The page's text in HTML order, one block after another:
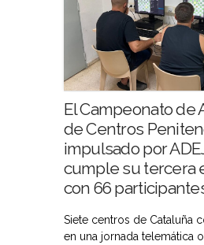
El Campeonato de
de Centros
impulsado por
cumple su tercera
con 66
Siete centros de Cataluña
en una jornada telemática